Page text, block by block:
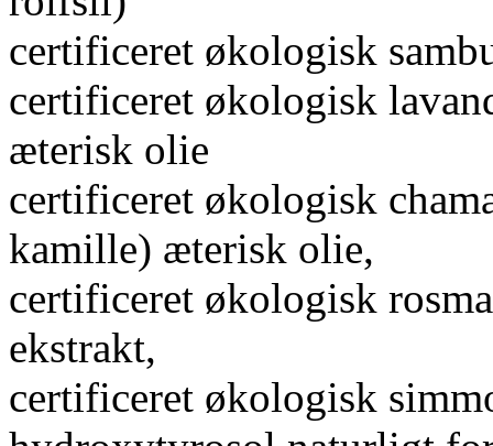
certificeret økologisk
certificeret økologisk
æterisk olie
certificeret økologisk
kamille) æterisk olie,
certificeret økologisk
ekstrakt,
certificeret økologisk